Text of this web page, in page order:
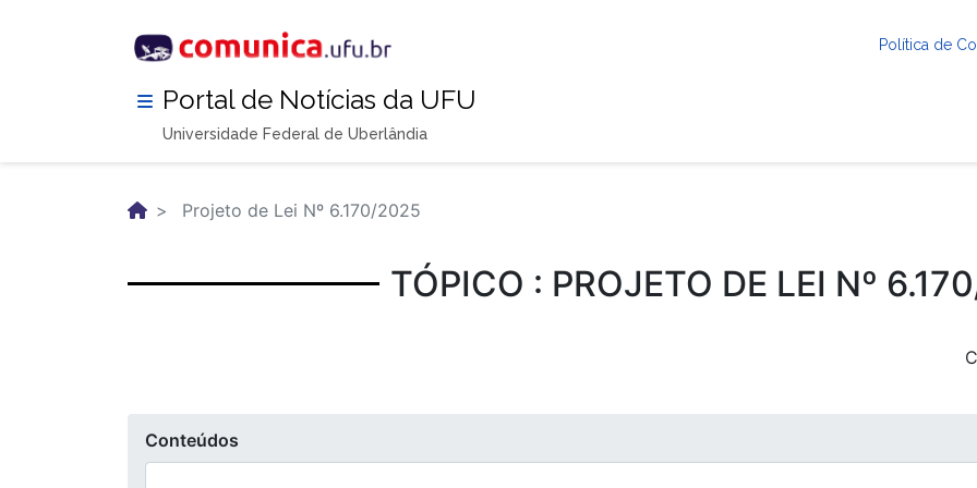
Política de
Portal de Notícias da UFU
Universidade Federal de Uberlândia
Projeto de Lei Nº 6.170/2025
TÓPICO : PROJETO DE LEI Nº
Conteúdos